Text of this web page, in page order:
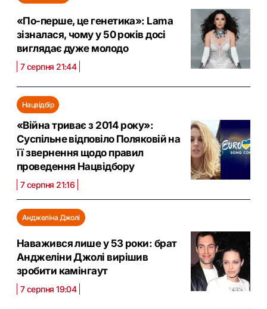
«По-перше, це генетика»: Lama
зізналася, чому у 50 років досі
виглядає дуже молодо
7 серпня 21:44
Нацвідбір
«Війна триває з 2014 року»:
Суспільне відповіло Поляковій на
її звернення щодо правил
проведення Нацвідбору
7 серпня 21:16
Анджеліна Джолі
Наважився лише у 53 роки: брат
Анджеліни Джолі вирішив
зробити камінгаут
7 серпня 19:04